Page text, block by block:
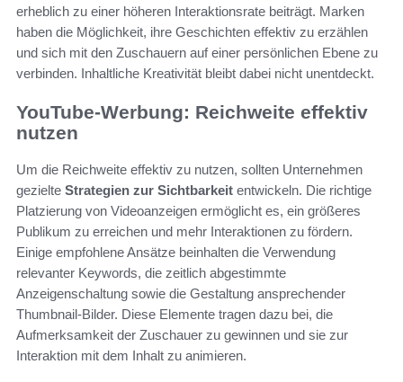
erheblich zu einer höheren Interaktionsrate beiträgt. Marken
haben die Möglichkeit, ihre Geschichten effektiv zu erzählen
und sich mit den Zuschauern auf einer persönlichen Ebene zu
verbinden. Inhaltliche Kreativität bleibt dabei nicht unentdeckt.
YouTube-Werbung: Reichweite effektiv
nutzen
Um die Reichweite effektiv zu nutzen, sollten Unternehmen
gezielte Strategien zur Sichtbarkeit entwickeln. Die richtige
Platzierung von Videoanzeigen ermöglicht es, ein größeres
Publikum zu erreichen und mehr Interaktionen zu fördern.
Einige empfohlene Ansätze beinhalten die Verwendung
relevanter Keywords, die zeitlich abgestimmte
Anzeigenschaltung sowie die Gestaltung ansprechender
Thumbnail-Bilder. Diese Elemente tragen dazu bei, die
Aufmerksamkeit der Zuschauer zu gewinnen und sie zur
Interaktion mit dem Inhalt zu animieren.